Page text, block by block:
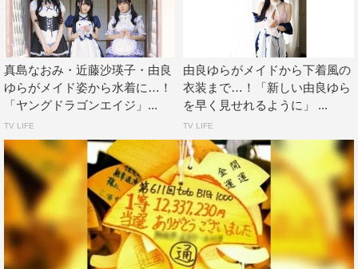
真島なおみ・近藤沙瑛子・由良
ゆらがメイド姿から水着に…！
「ヤングドラゴンエイジ」...
TV LIFE
由良ゆらがメイドから下着風の
衣装まで…！「新しい由良ゆら
を早く見せれるように」 ...
TV LIFE